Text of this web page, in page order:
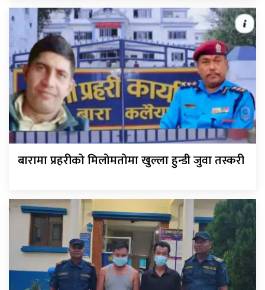
बारामा प्रहरीको मिलोमतोमा खुल्ला हुन्डी जुवा तस्करी